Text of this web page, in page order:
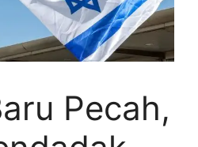
Pecah,